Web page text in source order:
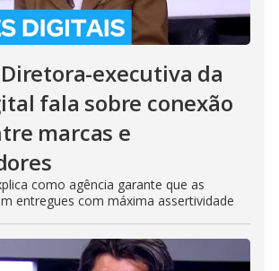
Diretora-executiva da
fala sobre conexão
marcas e
como agência garante que as
entregues com máxima assertividade